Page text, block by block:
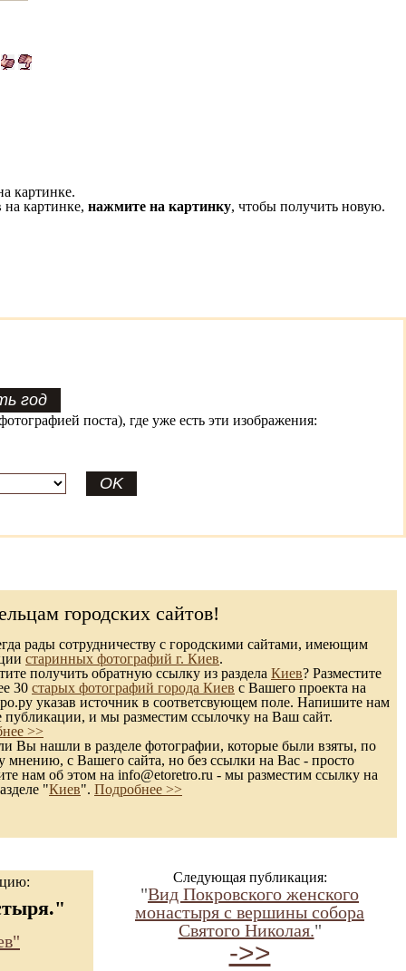
картинке.
картинке, нажмите на картинку, чтобы получить новую.
поста), где уже есть эти изображения:
городских сайтов!
рады сотрудничеству с городскими сайтами, имеющим
старинных фотографий г. Киев.
получить обратную ссылку из раздела Киев? Разместите
30 старых фотографий города Киев с Вашего проекта на
указав источник в соответсвующем поле. Напишите нам
публикации, и мы разместим ссылочку на Ваш сайт.
>>
Вы нашли в разделе фотографии, которые были взяты, по
мнению, с Вашего сайта, но без ссылки на Вас - просто
нам об этом на info@etoretro.ru - мы разместим ссылку на
"Киев". Подробнее >>
Следующая публикация:
"Вид Покровского женского
монастыря с вершины собора
Святого Николая."
->>